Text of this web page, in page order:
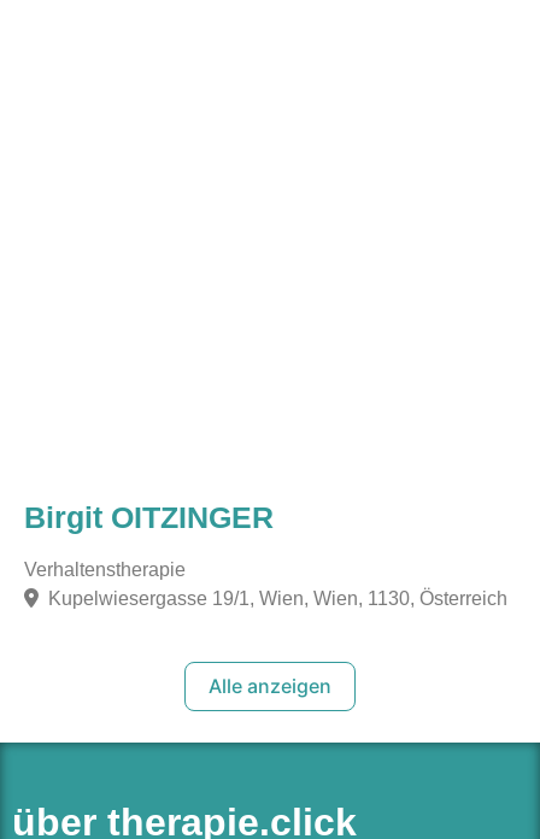
Birgit OITZINGER
Verhaltenstherapie
Kupelwiesergasse 19/1, Wien, Wien, 1130, Österreich
Alle anzeigen
über therapie.click